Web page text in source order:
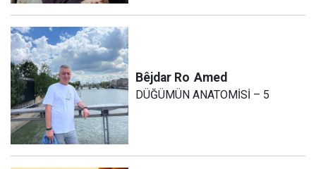
Bêjdar Ro Amed
DÜĞÜMÜN ANATOMİSİ – 5